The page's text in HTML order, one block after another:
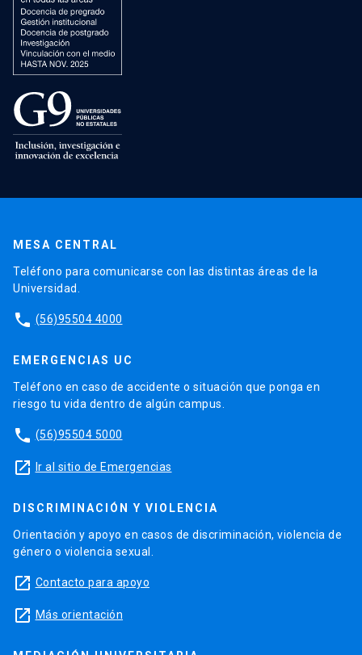
MESA CENTRAL
Teléfono para comunicarse con las distintas áreas de la
Universidad.
phone (56)95504 4000
EMERGENCIAS UC
Teléfono en caso de accidente o situación que ponga en
riesgo tu vida dentro de algún campus.
phone (56)95504 5000
launch Ir al sitio de Emergencias
DISCRIMINACIÓN Y VIOLENCIA
Orientación y apoyo en casos de discriminación, violencia de
género o violencia sexual.
launch Contacto para apoyo
launch Más orientación